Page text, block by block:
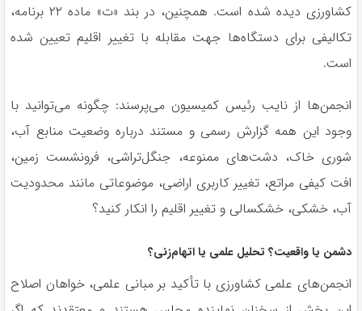
کشاورزی دیده شده است. همچنین، در بند «ت» ماده ۲۲ برنامه،
تکالیفی برای دستگاه‌ها جهت مقابله با تغییر اقلیم تعیین شده
است.
انجمن‌ها از نایب رئیس کمیسیون می‌پرسند: چگونه می‌توانید با
وجود این همه گزارش رسمی و مستند درباره وضعیت منابع آب،
شوری خاک، دشت‌های ممنوعه، جنگل‌تراشی، فرونشست زمین،
افت کیفی مراتع، تغییر کاربری اراضی، موضوعاتی مانند محدودیت
آب، خشکی، خشکسالی و تغییر اقلیم را انکار کنید؟
دشمن یا واقعیت؟ تحلیل علمی یا اتهام‌زنی؟
انجمن‌های علمی کشاورزی با تأکید بر مبانی علمی، خواهان اصلاح